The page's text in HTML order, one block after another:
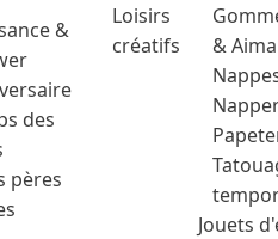
&
des
pères
Loisirs
créatifs
&
Jouets